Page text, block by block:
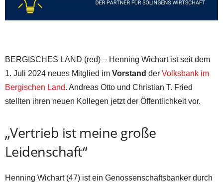
BERGISCHES LAND (red) – Henning Wichart ist seit dem
1. Juli 2024 neues Mitglied im Vorstand der Volksbank im
Bergischen Land. Andreas Otto und Christian T. Fried
stellten ihren neuen Kollegen jetzt der Öffentlichkeit vor.
„Vertrieb ist meine große
Leidenschaft“
Henning Wichart (47) ist ein Genossenschaftsbanker durch